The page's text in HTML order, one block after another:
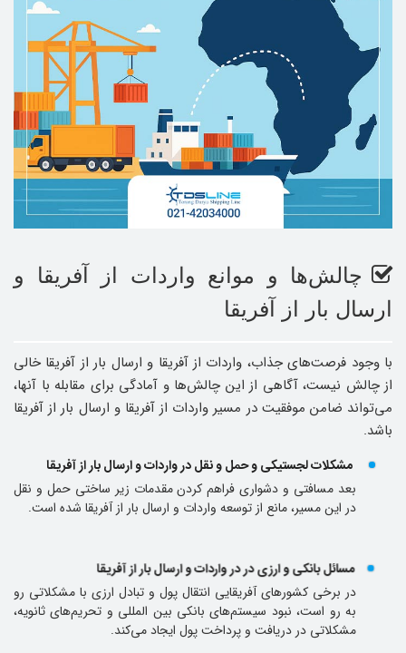
چالش‌ها و موانع واردات از آفریقا و
ارسال بار از آفریقا
با وجود فرصت‌های جذاب، واردات از آفریقا و ارسال بار از آفریقا خالی
از چالش نیست، آگاهی از این چالش‌ها و آمادگی برای مقابله با آنها،
می‌تواند ضامن موفقیت در مسیر واردات از آفریقا و ارسال بار از آفریقا
باشد.
مشکلات لجستیکی و حمل‌ و نقل در واردات و ارسال بار از آفریقا
بعد مسافتی و دشواری فراهم کردن مقدمات زیر ساختی حمل و نقل
در این مسیر، مانع از توسعه واردات و ارسال بار از آفریقا شده است.
مسائل بانکی و ارزی در در واردات و ارسال بار از آفریقا
در برخی کشورهای آفریقایی انتقال پول و تبادل ارزی با مشکلاتی رو
به ‌رو است، نبود سیستم‌های بانکی بین ‌المللی و تحریم‌های ثانویه،
مشکلاتی در دریافت و پرداخت پول ایجاد می‌کند.